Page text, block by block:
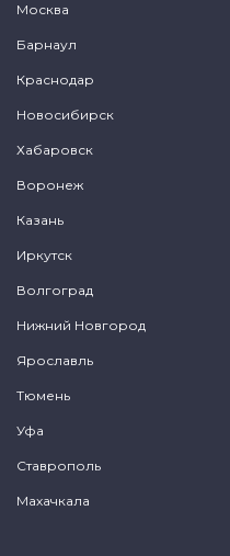
Москва
Барнаул
Краснодар
Новосибирск
Хабаровск
Воронеж
Казань
Иркутск
Волгоград
Нижний Новгород
Ярославль
Тюмень
Уфа
Ставрополь
Махачкала